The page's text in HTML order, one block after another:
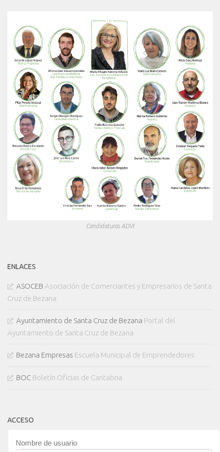
Candidaturas ADVI
ENLACES
ASOCEB Asociación de Comerciantes y Empresarios de Santa
Cruz de Bezana
Ayuntamiento de Santa Cruz de Bezana Portal del
Ayuntamiento de Santa Cruz de Bezana
Bezana Empresas Escuela Municipal de Emprendedores
BOC Boletín Oficias de Cantabria
ACCESO
Nombre de usuario